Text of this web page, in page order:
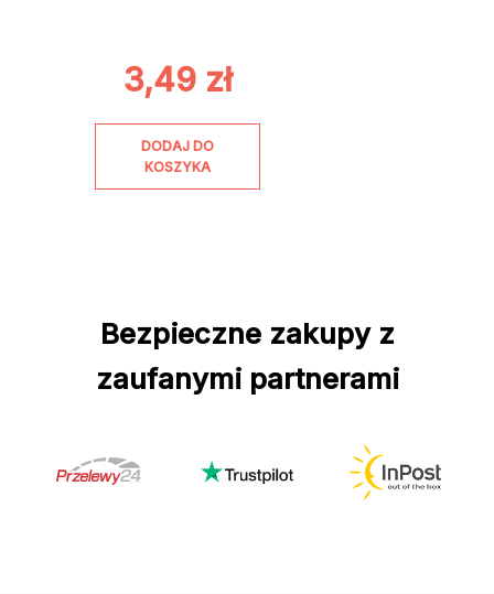
3,49 zł
DODAJ DO
KOSZYKA
Bezpieczne zakupy z
zaufanymi partnerami